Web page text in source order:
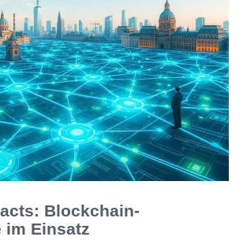
Blockchain-
im Einsatz